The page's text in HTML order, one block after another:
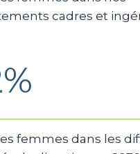
cadres et
femmes dans les